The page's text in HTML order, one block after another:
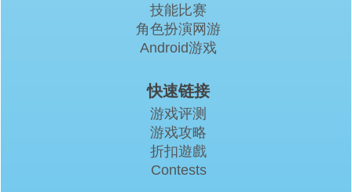
技能比赛
角色扮演网游
Android游戏
快速链接
游戏评测
游戏攻略
折扣遊戲
Contests